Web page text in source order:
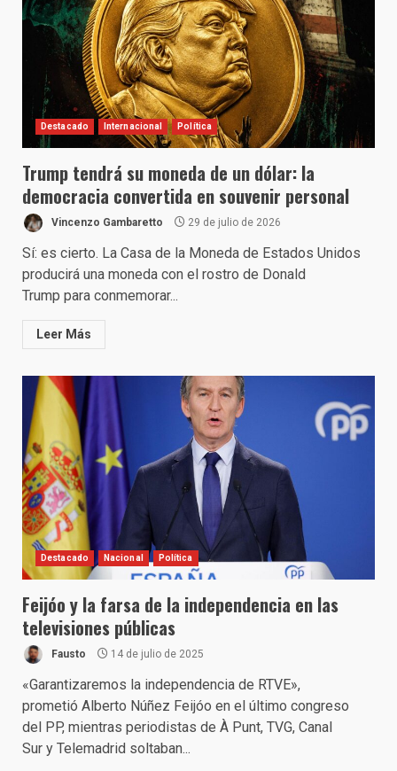
Destacado Internacional Política
Trump tendrá su moneda de un dólar: la
democracia convertida en souvenir personal
Vincenzo Gambaretto 29 de julio de 2026
Sí: es cierto. La Casa de la Moneda de Estados Unidos
producirá una moneda con el rostro de Donald
Trump para conmemorar...
Leer Más
Destacado Nacional Política
Feijóo y la farsa de la independencia en las
televisiones públicas
Fausto 14 de julio de 2025
«Garantizaremos la independencia de RTVE»,
prometió Alberto Núñez Feijóo en el último congreso
del PP, mientras periodistas de À Punt, TVG, Canal
Sur y Telemadrid soltaban...